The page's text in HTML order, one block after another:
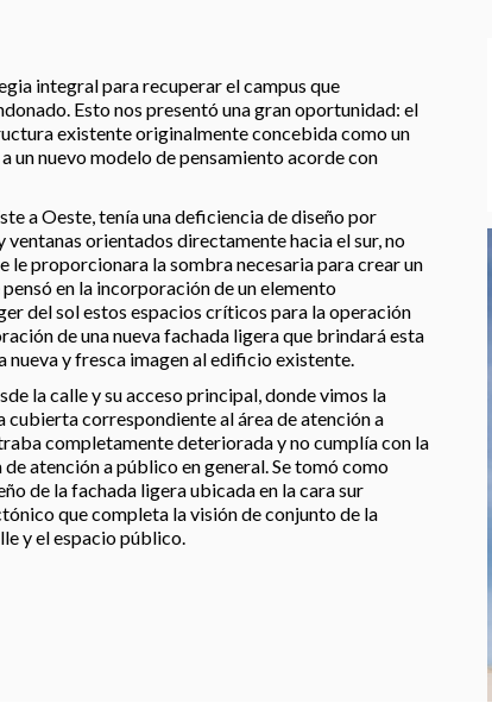
integral para recuperar el campus que
Esto nos presentó una gran oportunidad: el
existente originalmente concebida como un
un nuevo modelo de pensamiento acorde con
a Oeste, tenía una deficiencia de diseño por
ventanas orientados directamente hacia el sur, no
le proporcionara la sombra necesaria para crear un
en la incorporación de un elemento
del sol estos espacios críticos para la operación
de una nueva fachada ligera que brindará esta
y fresca imagen al edificio existente.
la calle y su acceso principal, donde vimos la
cubierta correspondiente al área de atención a
completamente deteriorada y no cumplía con la
atención a público en general. Se tomó como
de la fachada ligera ubicada en la cara sur
que completa la visión de conjunto de la
y el espacio público.